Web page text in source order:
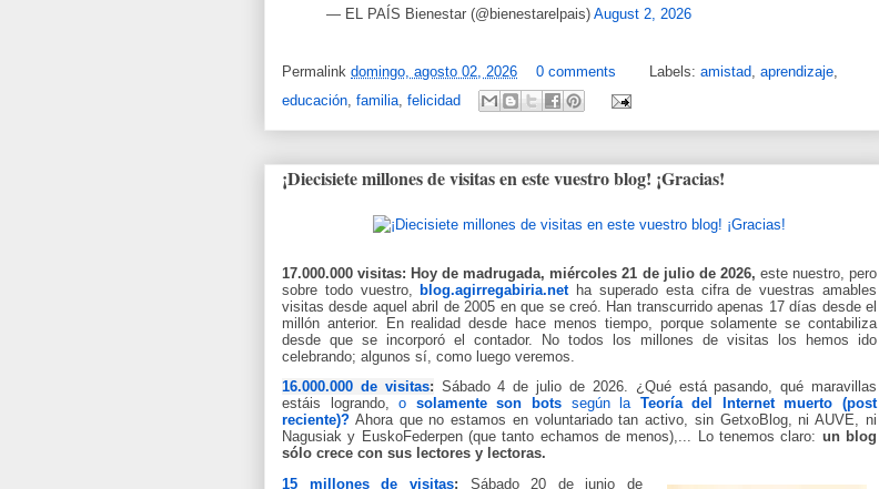
— EL PAÍS Bienestar (@bienestarelpais) August 2, 2026
Permalink domingo, agosto 02, 2026 0 comments Labels: amistad aprendizaje
educación familia felicidad
¡Diecisiete millones de visitas en este vuestro blog! ¡Gracias!
17.000.000 visitas: Hoy de madrugada, miércoles 21 de julio de 2026, este nuestro, pero
sobre todo vuestro, blog.agirregabiria.net ha superado esta cifra de vuestras amables
visitas desde aquel abril de 2005 en que se creó. Han transcurrido apenas 17 días desde el
millón anterior.
En realidad desde hace menos tiempo, porque solamente se contabiliza
desde que se incorporó el contador.
No todos los millones de visitas los hemos ido
celebrando; algunos sí, como luego veremos.
16.000.000 de visitas: Sábado 4 de julio de 2026. ¿Qué está pasando, qué maravillas
estáis logrando,o solamente son botssegún la Teoría del Internet muerto (post
reciente)? Ahora que no estamos en voluntariado tan activo, sin GetxoBlog, ni AUVE, ni
Nagusiak y EuskoFederpen (que tanto echamos de menos),... Lo tenemos claro: un blog
sólo crece con sus lectores y lectoras.
15 millones de visitas: Sábado 20 de junio de